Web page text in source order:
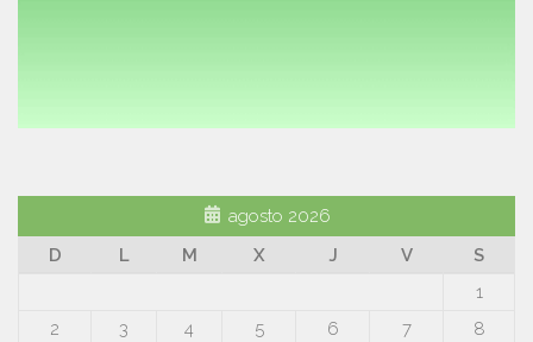
agosto 2026
D
L M X J V
S
1
2
3 4 5 6 7
8